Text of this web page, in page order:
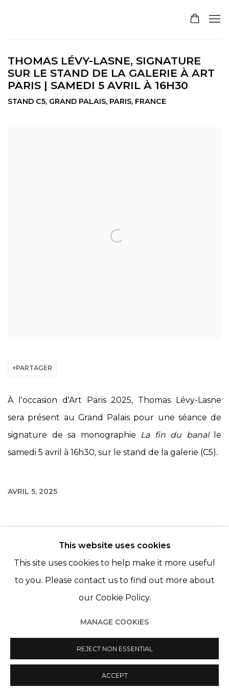
THOMAS LÉVY-LASNE, SIGNATURE
SUR LE STAND DE LA GALERIE À ART
PARIS | SAMEDI 5 AVRIL À 16H30
STAND C5, GRAND PALAIS, PARIS, FRANCE
PARTAGER
À l'occasion d'Art Paris 2025, Thomas Lévy-Lasne
sera présent au Grand Palais pour une séance de
signature de sa monographie
La fin du banalle
samedi 5 avril à 16h30, sur le stand de la galerie (C5).
AVRIL 5, 2025
RETOUR
© 2022 LES FILLES DU CALVAIRE SITE BY ARTLOGIC
This website uses cookies
This site uses cookies to help make it more useful
to you. Please contact us to find out more about
our Cookie Policy.
MANAGE COOKIES
REJECT NON ESSENTIAL
ACCEPT